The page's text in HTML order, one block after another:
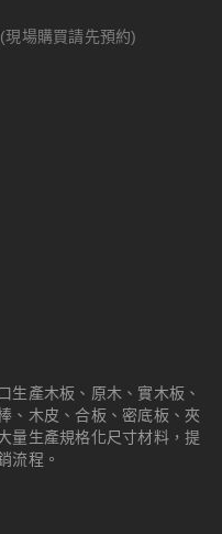
(現場購買請先預約)
生產木板、原木、實木板、
、木皮、合板、密底板、夾
量生產規格化尺寸材料，提
流程。